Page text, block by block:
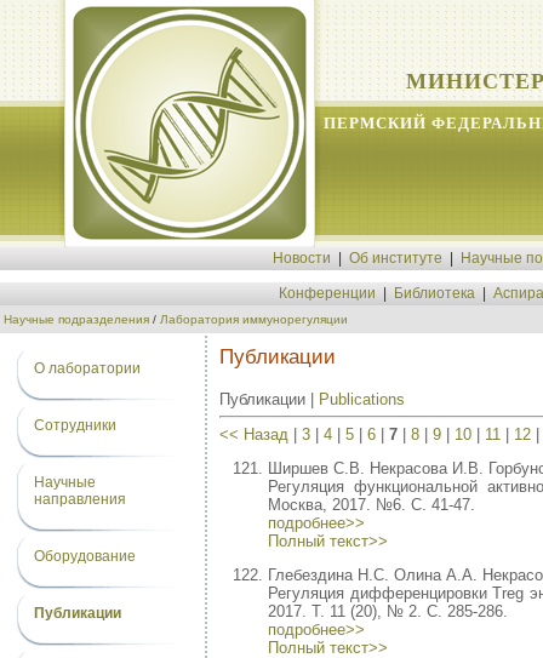
ПЕРМСКИЙ
Новости Об институте Научные
Конференции Библиотека
Научные подразделения / Лаборатория иммунорегуляции
О лаборатории
Сотрудники
Научные
направления
Оборудование
Публикации
Публикации
Публикации | Publications
<< Назад
3 4 5 6 7 8 9 10 11 12
Ширшев С.В. Некрасова И.В.
Регуляция функциональной
Москва, 2017. №6. С. 41-47.
подробнее>>
Полный текст>>
Глебездина Н.С. Олина А.А.
Регуляция дифференцировки Treg
2017. Т. 11 (20), № 2. С. 285-286.
подробнее>>
Полный текст>>